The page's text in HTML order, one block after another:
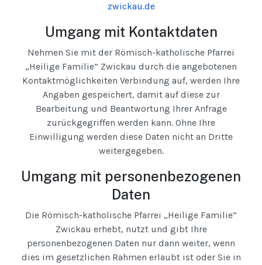
zwickau.de
Umgang mit Kontaktdaten
Nehmen Sie mit der Römisch-katholische Pfarrei
„Heilige Familie” Zwickau durch die angebotenen
Kontaktmöglichkeiten Verbindung auf, werden Ihre
Angaben gespeichert, damit auf diese zur
Bearbeitung und Beantwortung Ihrer Anfrage
zurückgegriffen werden kann. Ohne Ihre
Einwilligung werden diese Daten nicht an Dritte
weitergegeben.
Umgang mit personenbezogenen
Daten
Die Römisch-katholische Pfarrei „Heilige Familie”
Zwickau erhebt, nutzt und gibt Ihre
personenbezogenen Daten nur dann weiter, wenn
dies im gesetzlichen Rahmen erlaubt ist oder Sie in